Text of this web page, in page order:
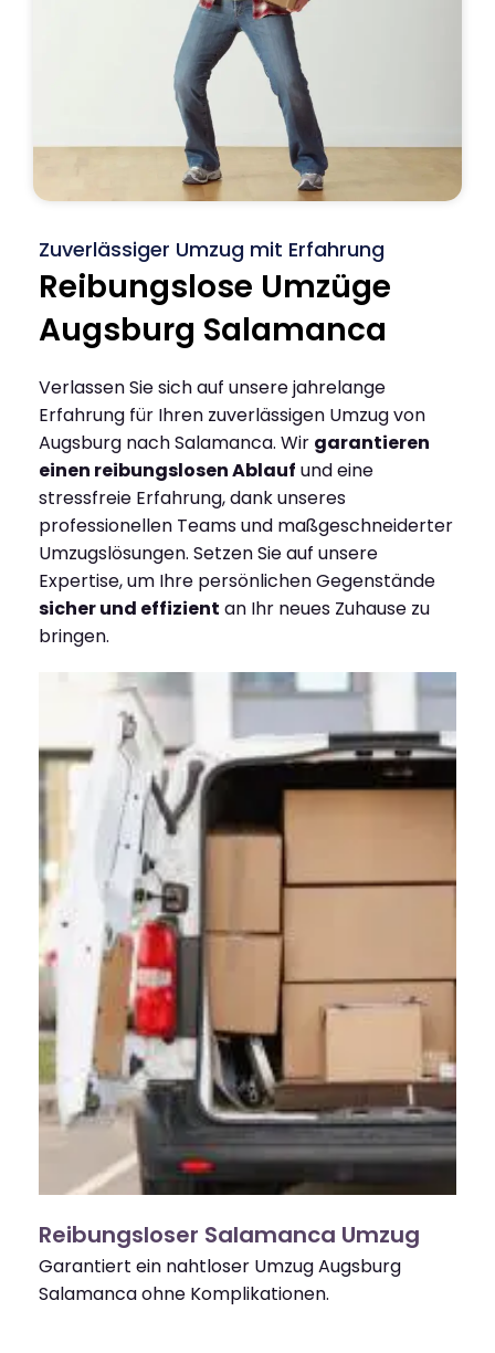
Zuverlässiger Umzug mit Erfahrung
Reibungslose Umzüge
Augsburg Salamanca
Verlassen Sie sich auf unsere jahrelange
Erfahrung für Ihren zuverlässigen Umzug von
Augsburg nach Salamanca. Wir garantieren
einen reibungslosen Ablauf und eine
stressfreie Erfahrung, dank unseres
professionellen Teams und maßgeschneiderter
Umzugslösungen. Setzen Sie auf unsere
Expertise, um Ihre persönlichen Gegenstände
sicher und effizient an Ihr neues Zuhause zu
bringen.
Reibungsloser Salamanca Umzug
Garantiert ein nahtloser Umzug Augsburg
Salamanca ohne Komplikationen.